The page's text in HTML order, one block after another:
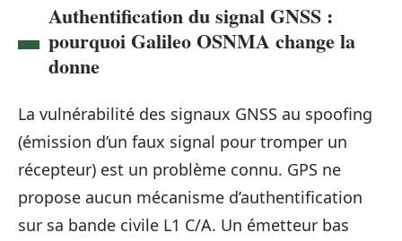
Authentification du signal GNSS :
pourquoi Galileo OSNMA change la
donne
La vulnérabilité des signaux GNSS au spoofing
(émission d’un faux signal pour tromper un
récepteur) est un problème connu. GPS ne
propose aucun mécanisme d’authentification
sur sa bande civile L1 C/A. Un émetteur bas